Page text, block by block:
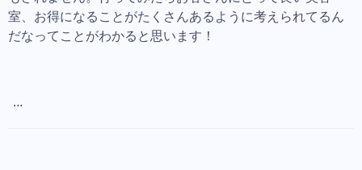
室、お得になることがたくさんあるように考えられてるん
だなってことがわかると思います！
...